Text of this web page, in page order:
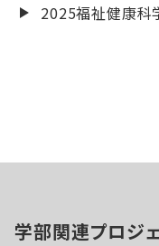
2025福祉健康科
学部関連プロジ